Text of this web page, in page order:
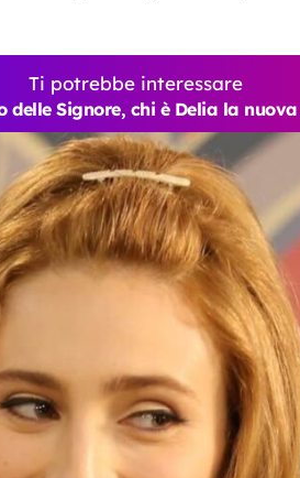
Ti potrebbe interessare
delle Signore, chi è Delia la nuova